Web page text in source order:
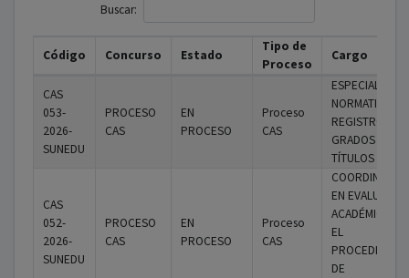
Buscar:
Código Concurso Estado
Tipo de
Proceso
Cargo
CAS
053-
2026-
SUNEDU
PROCESO
CAS
EN
PROCESO
Proceso
CAS
ESPECIALISTA
NORMATIVO EN
REGISTRO DE
GRADOS Y
TÍTULOS
CAS
052-
2026-
SUNEDU
PROCESO
CAS
EN
PROCESO
Proceso
CAS
COORDINADOR
EN
ACADÉMICA
EL
DE